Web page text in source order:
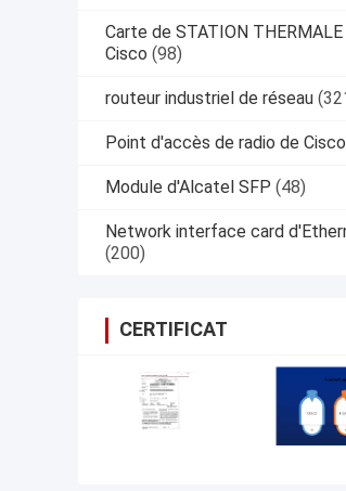
Carte de STATION THERMALE
Cisco (98)
routeur industriel de réseau
Point d'accès de radio de Cisco
Module d'Alcatel SFP (48)
Network interface card
(200)
CERTIFICAT